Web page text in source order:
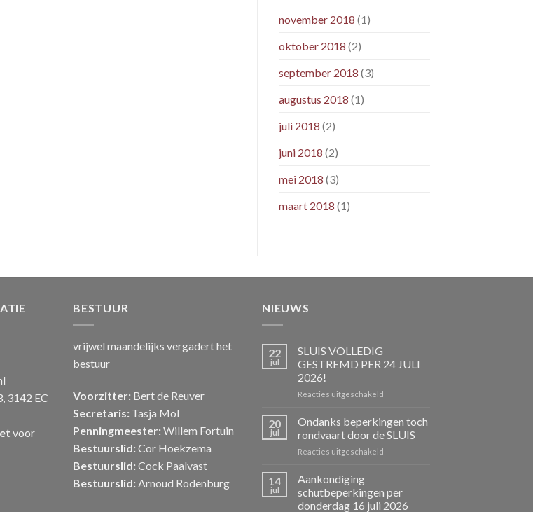
november 2018 (1)
oktober 2018 (2)
september 2018 (3)
augustus 2018 (1)
juli 2018 (2)
juni 2018 (2)
mei 2018 (3)
maart 2018 (1)
3142 EC
voor
BESTUUR
vrijwel maandelijks vergadert het
bestuur
Voorzitter: Bert de Reuver
Secretaris: Tasja Mol
Penningmeester: Willem Fortuin
Bestuurslid: Cor Hoekzema
Bestuurslid: Cock Paalvast
Bestuurslid: Arnoud Rodenburg
NIEUWS
22
jul
SLUIS VOLLEDIG
GESTREMD PER 24 JULI
2026!
Reacties uitgeschakeld
VOLLEDIG
GESTREMD
PER
20
jul
Ondanks beperkingen toch
rondvaart door de SLUIS
Reacties uitgeschakeld
rondvaart
14
jul
Aankondiging
schutbeperkingen per
donderdag 16 juli 2026